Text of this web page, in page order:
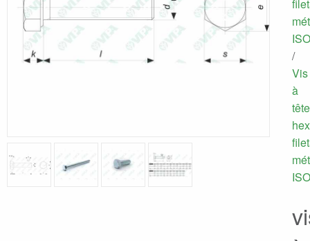
ISO
/
Vis
à
tête
ISO